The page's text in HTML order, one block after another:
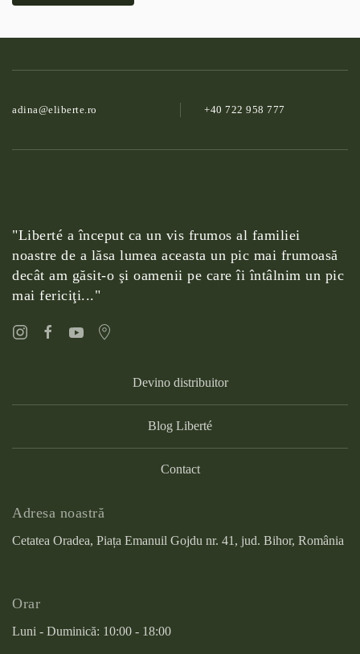
adina@­eliberte.ro +40 722 958 777
"Liberté a început ca un vis frumos al familiei
noastre de a lăsa lumea aceasta un pic mai frumoasă
decât am găsit-o şi oamenii pe care îi întâlnim un pic
mai fericiţi..."
Devino distribuitor
Blog Liberté
Contact
Adresa noastră
Cetatea Oradea, Piața Emanuil Gojdu nr. 41, jud. Bihor, România
Orar
Luni - Duminică: 10:00 - 18:00